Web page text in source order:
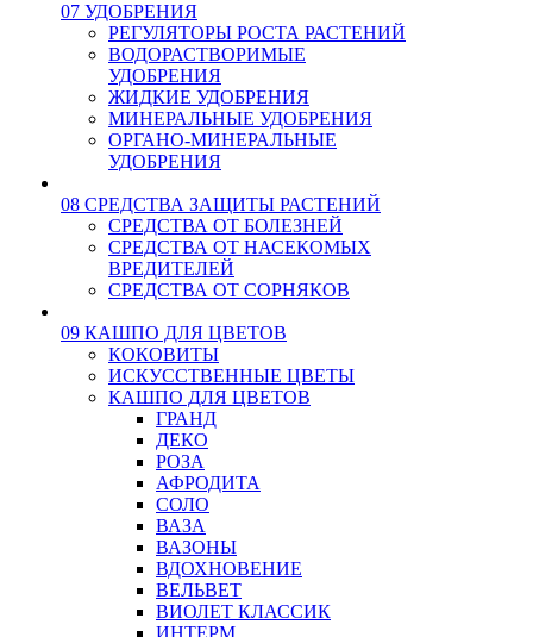
07 УДОБРЕНИЯ
РЕГУЛЯТОРЫ РОСТА РАСТЕНИЙ
ВОДОРАСТВОРИМЫЕ
УДОБРЕНИЯ
ЖИДКИЕ УДОБРЕНИЯ
МИНЕРАЛЬНЫЕ УДОБРЕНИЯ
ОРГАНО-МИНЕРАЛЬНЫЕ
УДОБРЕНИЯ
08 СРЕДСТВА ЗАЩИТЫ РАСТЕНИЙ
СРЕДСТВА ОТ БОЛЕЗНЕЙ
СРЕДСТВА ОТ НАСЕКОМЫХ
ВРЕДИТЕЛЕЙ
СРЕДСТВА ОТ СОРНЯКОВ
09 КАШПО ДЛЯ ЦВЕТОВ
КОКОВИТЫ
ИСКУССТВЕННЫЕ ЦВЕТЫ
КАШПО ДЛЯ ЦВЕТОВ
ГРАНД
ДЕКО
РОЗА
АФРОДИТА
СОЛО
ВАЗА
ВАЗОНЫ
ВДОХНОВЕНИЕ
ВЕЛЬВЕТ
ВИОЛЕТ КЛАССИК
ИНТЕРМ